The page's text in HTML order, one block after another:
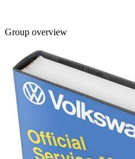
Group overview